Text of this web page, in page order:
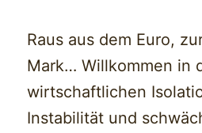
Raus aus dem Euro,
Mark… Willkommen in
wirtschaftlichen
Instabilität und